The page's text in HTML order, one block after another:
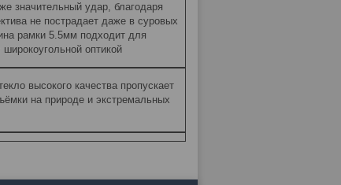
значительный удар, благодаря
не пострадает даже в суровых
рамки 5.5мм подходит для
широкоугольной оптикой
высокого качества пропускает
на природе и экстремальных